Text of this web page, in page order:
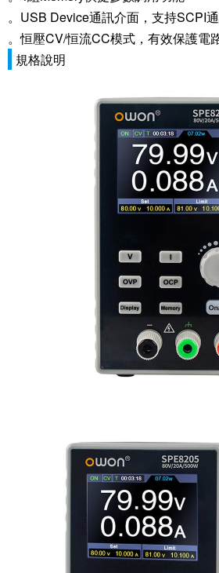
。USB Device通訊介面，支持SCPI
。恒壓CV/恒流CC模式，有效保護電
規格說明